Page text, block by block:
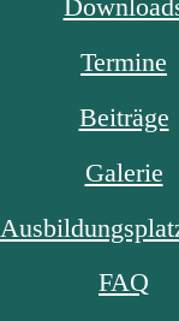
Termine
Beiträge
Galerie
FAQ